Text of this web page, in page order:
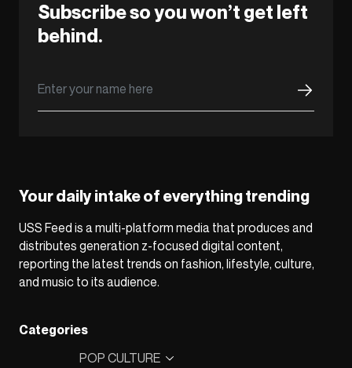
Subscribe so you won’t get left
behind.
Your daily intake of everything trending
USS Feed is a multi-platform media that produces and
distributes generation z-focused digital content,
reporting the latest trends on fashion, lifestyle, culture,
and music to its audience.
Categories
POP CULTURE